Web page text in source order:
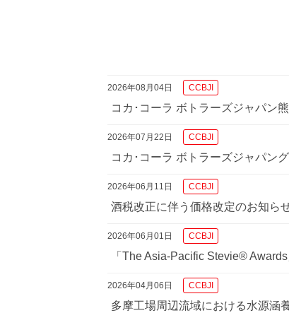
2026年08月04日 CCBJI
コカ･コーラ ボトラーズジャパン
2026年07月22日 CCBJI
コカ･コーラ ボトラーズジャパン
2026年06月11日 CCBJI
酒税改正に伴う価格改定のお知ら
2026年06月01日 CCBJI
「The Asia-Pacific Stevie®
2026年04月06日 CCBJI
多摩工場周辺流域における水源涵